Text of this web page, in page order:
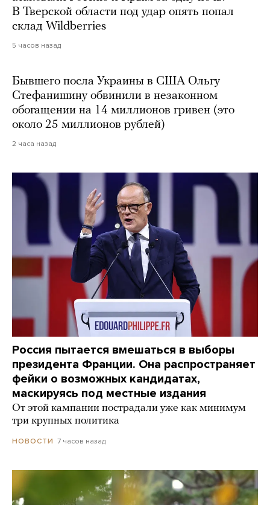
В Тверской области под удар опять попал
склад Wildberries
5 часов назад
Бывшего посла Украины в США Ольгу
Стефанишину обвинили в незаконном
обогащении на 14 миллионов гривен (это
около 25 миллионов рублей)
2 часа назад
Россия пытается вмешаться в выборы
президента Франции. Она распространяет
фейки о возможных кандидатах,
маскируясь под местные издания
От этой кампании пострадали уже как минимум
три крупных политика
НОВОСТИ 7 часов назад